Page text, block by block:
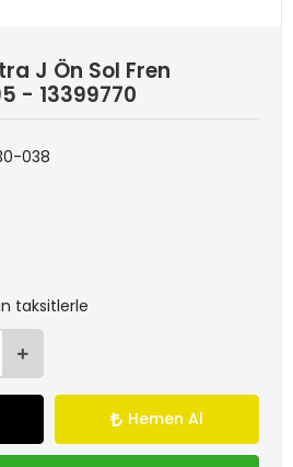
J Ön Sol Fren
- 13399770
038
taksitlerle
Hemen Al